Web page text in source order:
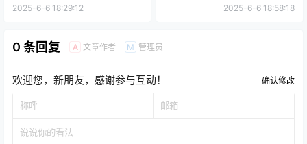
2025-6-6 18:29:12 2025-6-6 18:58:18
0 条回复 A 文章作者 M 管理员
欢迎您，新朋友，感谢参与互动！ 确认修改